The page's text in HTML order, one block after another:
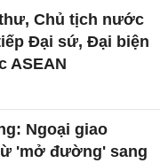
Chủ tịch nước
Đại sứ, Đại biện
ASEAN
Ngoại giao
'mở đường' sang